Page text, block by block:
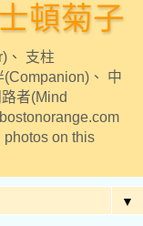
頓菊子
、 支柱
、 中
者(Mind
photos on this
▼